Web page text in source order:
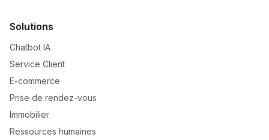
Solutions
Chatbot IA
Service Client
E-commerce
Prise de rendez-vous
Immobilier
Ressources humaines